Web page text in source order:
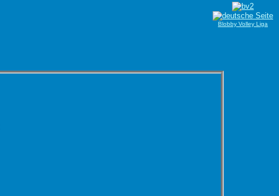
Blobby Volley Liga